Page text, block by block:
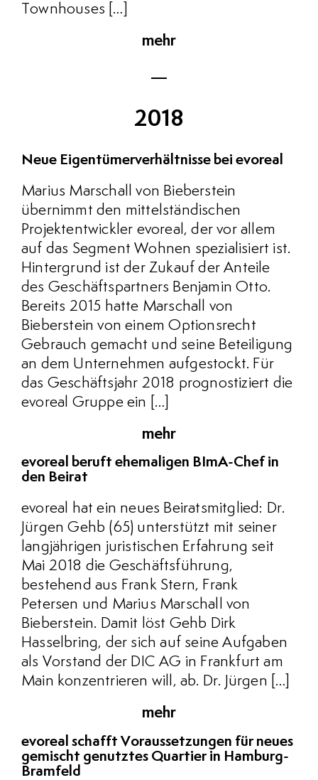
Townhouses […]
mehr
2018
Neue Eigentümerverhältnisse bei evoreal
Marius Marschall von Bieberstein
übernimmt den mittelständischen
Projektentwickler evoreal, der vor allem
auf das Segment Wohnen spezialisiert ist.
Hintergrund ist der Zukauf der Anteile
des Geschäftspartners Benjamin Otto.
Bereits 2015 hatte Marschall von
Bieberstein von einem Optionsrecht
Gebrauch gemacht und seine Beteiligung
an dem Unternehmen aufgestockt. Für
das Geschäftsjahr 2018 prognostiziert die
evoreal Gruppe ein […]
mehr
evoreal beruft ehemaligen BImA-Chef in
den Beirat
evoreal hat ein neues Beiratsmitglied: Dr.
Jürgen Gehb (65) unterstützt mit seiner
langjährigen juristischen Erfahrung seit
Mai 2018 die Geschäftsführung,
bestehend aus Frank Stern, Frank
Petersen und Marius Marschall von
Bieberstein. Damit löst Gehb Dirk
Hasselbring, der sich auf seine Aufgaben
als Vorstand der DIC AG in Frankfurt am
Main konzentrieren will, ab. Dr. Jürgen […]
mehr
evoreal schafft Voraussetzungen für neues
gemischt genutztes Quartier in Hamburg-
Bramfeld